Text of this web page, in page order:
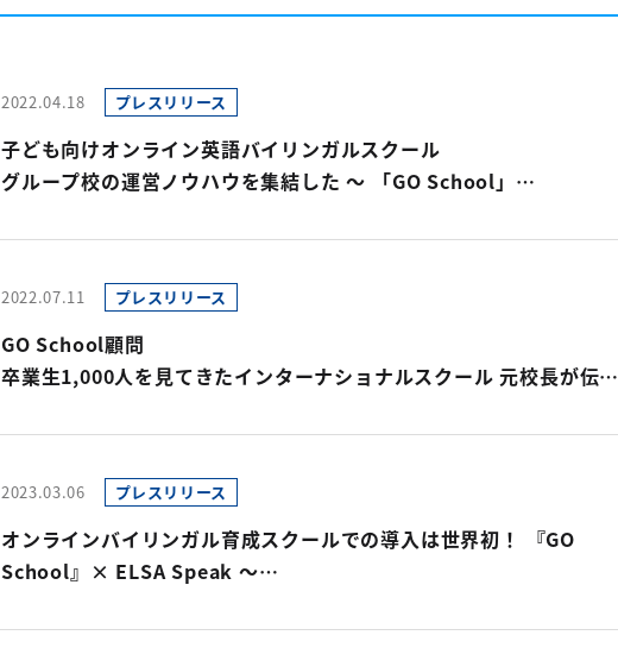
2022.04.18 プレスリリース
子ども向けオンライン英語バイリンガルスクール
グループ校の運営ノウハウを集結した ～ 「GO School」
2022.07.11 プレスリリース
GO School顧問
卒業生1,000人を見てきたインターナショナルスクール 元校長が伝授
だれでも実践できる"グローバルマインド子育て"～ "GO School
Parents勉強会"開催
2023.03.06 プレスリリース
オンラインバイリンガル育成スクールでの導入は世界初！ 『GO
School』× ELSA Speak ～